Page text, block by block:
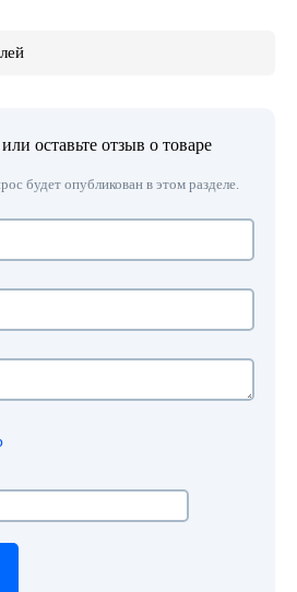
оставьте отзыв о товаре
будет опубликован в этом разделе.